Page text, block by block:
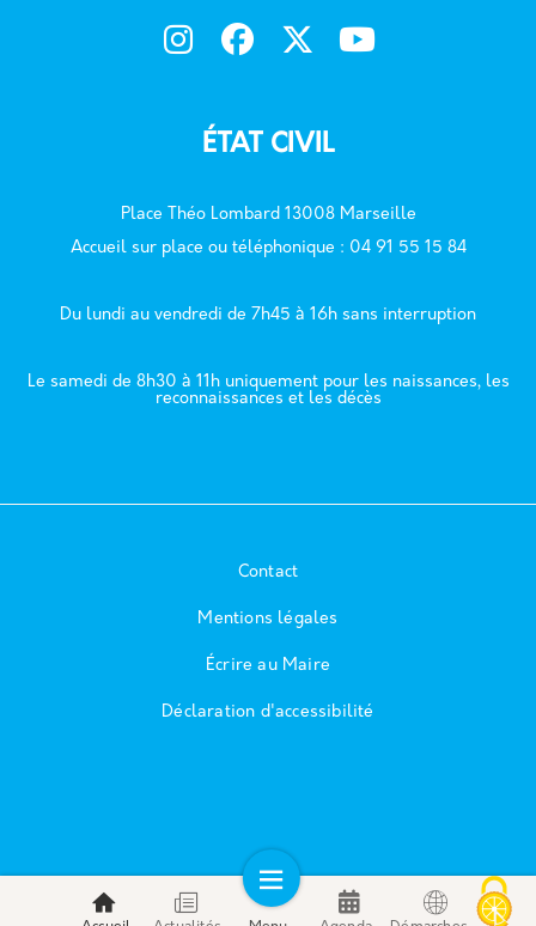
ÉTAT CIVIL
Place Théo Lombard 13008 Marseille
Accueil sur place ou téléphonique : 04 91 55 15 84
Du lundi au vendredi de 7h45 à 16h sans interruption
Le samedi de 8h30 à 11h uniquement pour les naissances, les
reconnaissances et les décès
Contact
Mentions légales
Écrire au Maire
Déclaration d'accessibilité